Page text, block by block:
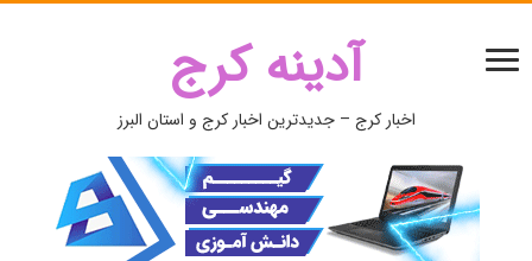
آدینه کرج
اخبار کرج – جدیدترین اخبار کرج و استان البرز